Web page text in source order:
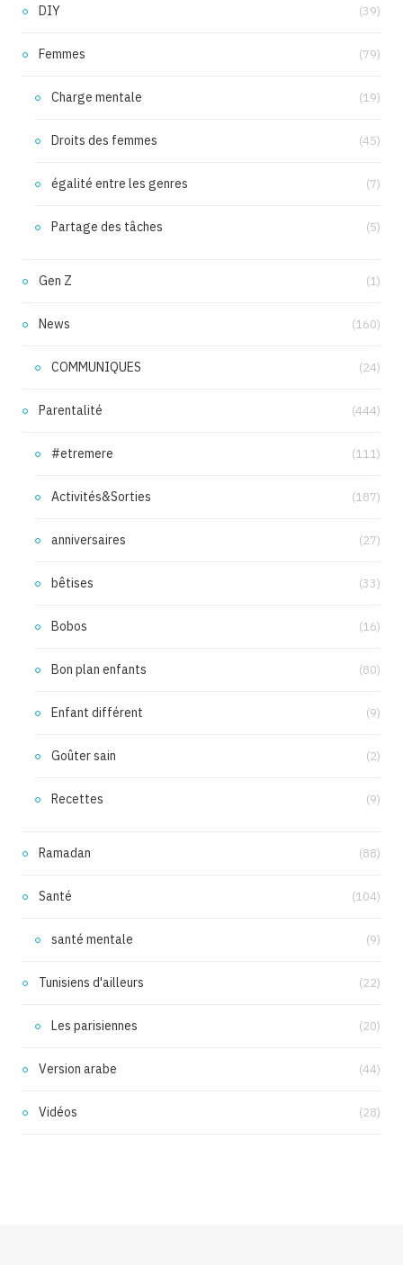
DIY (39)
Femmes (79)
Charge mentale (19)
Droits des femmes (45)
égalité entre les genres (7)
Partage des tâches (5)
Gen Z (1)
News (160)
COMMUNIQUES (24)
Parentalité (444)
#etremere (111)
Activités&Sorties (187)
anniversaires (27)
bêtises (33)
Bobos (16)
Bon plan enfants (80)
Enfant différent (9)
Goûter sain (2)
Recettes (9)
Ramadan (88)
Santé (104)
santé mentale (9)
Tunisiens d'ailleurs (22)
Les parisiennes (20)
Version arabe (44)
Vidéos (28)